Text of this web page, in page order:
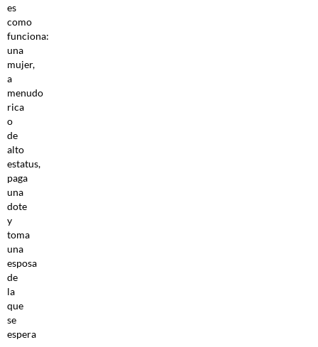
es
como
funciona:
una
mujer,
a
menudo
rica
o
de
alto
estatus,
paga
una
dote
y
toma
una
esposa
de
la
que
se
espera